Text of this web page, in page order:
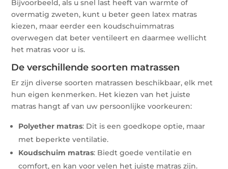
Bijvoorbeeld, als u snel last heeft van warmte of
overmatig zweten, kunt u beter geen latex matras
kiezen, maar eerder een koudschuimmatras
overwegen dat beter ventileert en daarmee wellicht
het matras voor u is.
De verschillende soorten matrassen
Er zijn diverse soorten matrassen beschikbaar, elk met
hun eigen kenmerken. Het kiezen van het juiste
matras hangt af van uw persoonlijke voorkeuren:
Polyether matras: Dit is een goedkope optie, maar
met beperkte ventilatie.
Koudschuim matras: Biedt goede ventilatie en
comfort, en kan voor velen het juiste matras zijn.